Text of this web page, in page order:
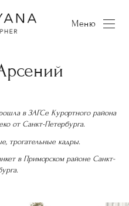
Меню
в ЗАГСе Курортного района
от Санкт-Петербурга.
трогательные кадры.
в Приморском районе Санкт-